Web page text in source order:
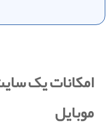
امکانات یک
موبایل